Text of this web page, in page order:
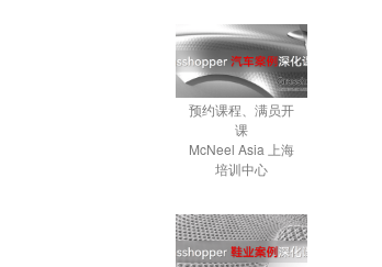
预约课程、满员开
课
McNeel Asia 上海
培训中心